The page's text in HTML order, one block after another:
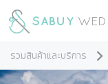
รวมสินค้าและบริการ